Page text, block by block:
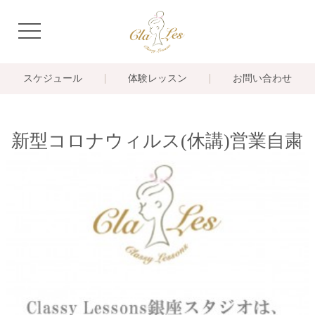
navigation
スケジュール 体験レッスン お問い合わせ
新型コロナウィルス(休講)営業自粛